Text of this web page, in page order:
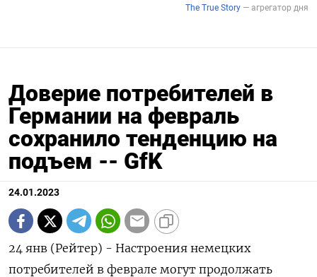
Доверие потребителей в
Германии на февраль
сохранило тенденцию на
подъем -- GfK
24.01.2023
24 янв (Рейтер) - Настроения немецких
потребителей в феврале могут продолжать